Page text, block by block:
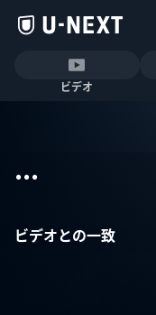
ビデオ
...
ビデオとの一致